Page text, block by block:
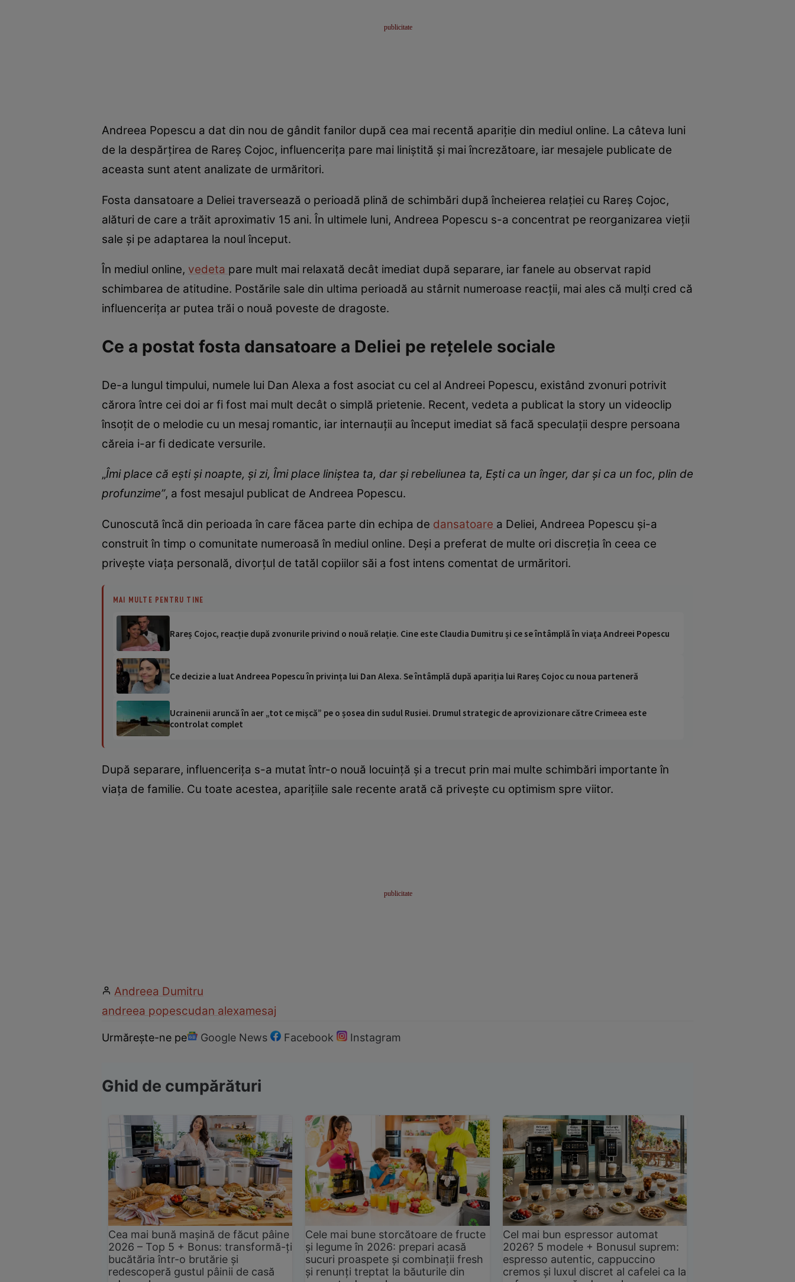
Andreea Popescu a dat din nou de gândit fanilor după cea mai recentă apariție din mediul online. La câteva luni
de la despărțirea de Rareș Cojoc, influencerița pare mai liniștită și mai încrezătoare, iar mesajele publicate de
aceasta sunt atent analizate de urmăritori.
Fosta dansatoare a Deliei traversează o perioadă plină de schimbări după încheierea relației cu Rareș Cojoc,
alături de care a trăit aproximativ 15 ani. În ultimele luni, Andreea Popescu s-a concentrat pe reorganizarea vieții
sale și pe adaptarea la noul început.
În mediul online, vedeta pare mult mai relaxată decât imediat după separare, iar fanele au observat rapid
schimbarea de atitudine. Postările sale din ultima perioadă au stârnit numeroase reacții, mai ales că mulți cred că
influencerița ar putea trăi o nouă poveste de dragoste.
Ce a postat fosta dansatoare a Deliei pe rețelele sociale
De-a lungul timpului, numele lui Dan Alexa a fost asociat cu cel al Andreei Popescu, existând zvonuri potrivit
cărora între cei doi ar fi fost mai mult decât o simplă prietenie. Recent, vedeta a publicat la story un videoclip
însoțit de o melodie cu un mesaj romantic, iar internauții au început imediat să facă speculații despre persoana
căreia i-ar fi dedicate versurile.
„Îmi place că ești și noapte, și zi, Îmi place liniștea ta, dar și rebeliunea ta, Ești ca un înger, dar și ca un foc, plin de
profunzime”, a fost mesajul publicat de Andreea Popescu.
Cunoscută încă din perioada în care făcea parte din echipa de dansatoare a Deliei, Andreea Popescu și-a
construit în timp o comunitate numeroasă în mediul online. Deși a preferat de multe ori discreția în ceea ce
privește viața personală, divorțul de tatăl copiilor săi a fost intens comentat de urmăritori.
MAI MULTE PENTRU TINE
Rareș Cojoc, reacție după zvonurile privind o nouă relație. Cine este Claudia Dumitru și ce se întâmplă în viața Andreei Popescu
Ce decizie a luat Andreea Popescu în privința lui Dan Alexa. Se întâmplă după apariția lui Rareș Cojoc cu noua parteneră
Ucrainenii aruncă în aer „tot ce mișcă” pe o șosea din sudul Rusiei. Drumul strategic de aprovizionare către Crimeea este
controlat complet
După separare, influencerița s-a mutat într-o nouă locuință și a trecut prin mai multe schimbări importante în
viața de familie. Cu toate acestea, aparițiile sale recente arată că privește cu optimism spre viitor.
Andreea Dumitru
andreea popescudan alexamesaj
Urmărește-ne pe Google News Facebook Instagram
Ghid de cumpărături
Cea mai bună mașină de făcut pâine
2026 – Top 5 + Bonus: transformă-ți
bucătăria într-o brutărie și
redescoperă gustul pâinii de casă
Cele mai bune storcătoare de fructe
și legume în 2026: prepari acasă
sucuri proaspete și combinații fresh
și renunți treptat la băuturile din
Cel mai bun espressor automat
2026? 5 modele + Bonusul suprem:
espresso autentic, cappuccino
cremos și luxul discret al cafelei ca la